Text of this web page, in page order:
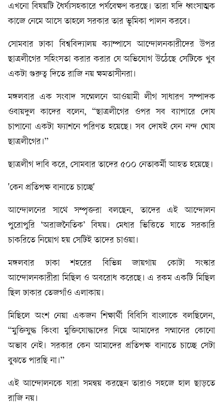
এখনো বিষয়টি ধৈর্য্যসহকারে পর্যবেক্ষণ করছে। তারা যদি ধ্বংসাত্মক
কাজে নেমে আসে তাহলে সরকার তার ভূমিকা পালন করবে।
সোমবার ঢাকা বিশ্ববিদ্যালয় ক্যাম্পাসে আন্দোলনকারীদের উপর
ছাত্রলীগের সহিংসতা করার করার যে অভিযোগ উঠেছে সেটিকে খুব
একটা গুরুত্ব দিতে রাজি নয় ক্ষমতাসীনরা।
মঙ্গলবার এক সংবাদ সম্মেলনে আওয়ামী লীগ সাধারণ সম্পাদক
ওবায়দুল কাদের বলেন, “ছাত্রলীগের ওপর সব ব্যাপারে দোষ
চাপানো একটা ফ্যাশনে পরিণত হয়েছে। সব দোষই যেন নন্দ ঘোষ
ছাত্রলীগের।”
ছাত্রলীগ দাবি করে, সোমবার তাদের ৫০০ নেতাকর্মী আহত হয়েছে।
'কেন প্রতিপক্ষ বানাতে চাচ্ছে'
আন্দোলনের সাথে সম্পৃক্তরা বলছেন, তাদের এই আন্দোলন
পুরোপুরি ‘অরাজনৈতিক’ বিষয়। মেধার ভিত্তিতে যাতে সরকারি
চাকরিতে নিয়োগ হয় সেটিই তাদের চাওয়া।
মঙ্গলবার ঢাকা শহরের বিভিন্ন জায়গায় কোটা সংস্কার
আন্দোলনকারীরা মিছিল ও অবরোধ করেছে। এ রকম একটি মিছিল
ছিল ঢাকার তেজগাঁও এলাকায়।
মিছিলে অংশ নেয়া একজন শিক্ষার্থী বিবিসি বাংলাকে বলছিলেন,
“মুক্তিযুদ্ধ কিংবা মুক্তিযোদ্ধাদের নিয়ে আমাদের সম্মানের কোনো
অভাব নেই। সরকার কেন আমাদের প্রতিপক্ষ বানাতে চাচ্ছে সেটা
বুঝতে পারছি না।”
এই আন্দোলনকে যারা সমন্বয় করছেন তারাও সহজে হাল ছাড়তে
রাজি নয়।